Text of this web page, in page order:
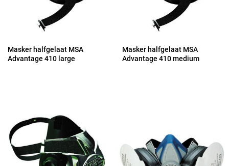
Masker halfgelaat MSA
Advantage 410 large
Masker halfgelaat MSA
Advantage 410 medium